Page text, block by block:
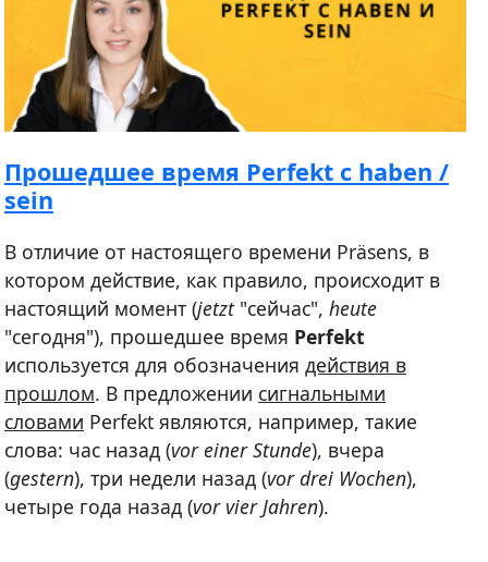
Прошедшее время Perfekt с haben /
sein
В отличие от настоящего времени Präsens, в
котором действие, как правило, происходит в
настоящий момент (jetzt "сейчас", heute
"сегодня"), прошедшее время Perfekt
используется для обозначения действия в
прошлом. В предложении сигнальными
словами Perfekt являются, например, такие
слова: час назад (vor einer Stunde), вчера
(gestern), три недели назад (vor drei Wochen),
четыре года назад (vor vier Jahren).